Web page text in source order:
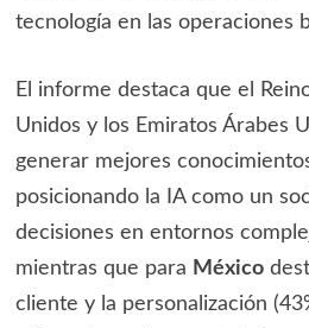
tecnología en las operaciones
El informe destaca que el
Unidos y los Emiratos Árabes
generar mejores
posicionando la IA como un
decisiones en entornos
mientras que para México
cliente y la personalización